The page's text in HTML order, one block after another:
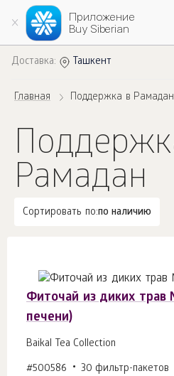
Приложение
Buy Siberian
Доставка: Ташкент
Главная Поддержка в Рамадан
Рамадан
Сортировать по:по наличию
Фиточай из диких
печени)
Baikal Tea Collection
#500586 30 фильтр-пакетов